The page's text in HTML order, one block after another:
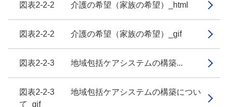
図表2-2-2 介護の希望（家族の希望）_html
図表2-2-2 介護の希望（家族の希望）_gif
図表2-2-3 地域包括ケアシステムの構築...
図表2-2-3 地域包括ケアシステムの構築につい
て_gif